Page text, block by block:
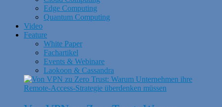
Edge Computing
Quantum Computing
Video
Feature
White Paper
Fachartikel
Events & Webinare
Laokoon & Cassandra